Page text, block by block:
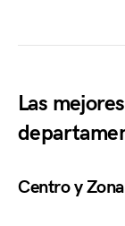
Las
Centro y